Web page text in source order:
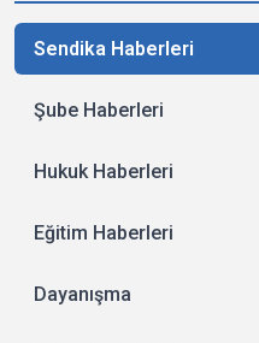
Sendika Haberleri
Şube Haberleri
Hukuk Haberleri
Eğitim Haberleri
Dayanışma